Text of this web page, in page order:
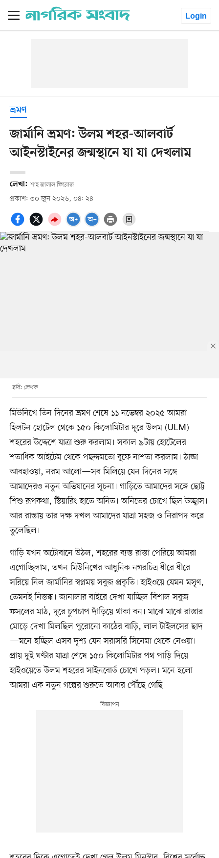
Login
ভ্রমণ
জার্মানি ভ্রমণ: উলম শহর-আলবার্ট
আইনস্টাইনের জন্মস্থানে যা যা দেখলাম
লেখা: শাহ জালাল ফিরোজ
প্রকাশ: ৩০ জুন ২০২৬, ০৪: ২৪
ছবি: লেখক
মিউনিখে তিন দিনের ভ্রমণ শেষে ১১ নভেম্বর ২০২৫ আমরা
হিলটন হোটেল থেকে ১৫০ কিলোমিটার দূরে উলম (ULM)
শহরের উদ্দেশে যাত্রা শুরু করলাম। সকাল ৯টায় হোটেলের
শতাধিক আইটেম থেকে পছন্দমতো বুফে নাশতা করলাম। ঠান্ডা
আবহাওয়া, নরম আলো—সব মিলিয়ে যেন দিনের সঙ্গে
আমাদেরও নতুন অভিযানের সূচনা। গাড়িতে আমাদের সঙ্গে ছোট্ট
শিশু রূপকথা, স্টিয়ারিং হাতে অনিত। অনিতের চোখে ছিল উচ্ছ্বাস।
আর রাস্তায় তার দক্ষ দখল আমাদের যাত্রা সহজ ও নিরাপদ করে
তুলেছিল।
গাড়ি যখন অটোবানে উঠল, শহরের ব্যস্ত রাস্তা পেরিয়ে আমরা
এগোচ্ছিলাম, তখন মিউনিখের আধুনিক নগরচিত্র ধীরে ধীরে
সরিয়ে নিল জার্মানির স্বপ্নময় সবুজ প্রকৃতি। হাইওয়ে যেমন মসৃণ,
তেমনই নিস্তব্ধ। জানালার বাইরে দেখা যাচ্ছিল বিশাল সবুজ
ফসলের মাঠ, দূরে চুপচাপ দাঁড়িয়ে থাকা বন। মাঝে মাঝে রাস্তার
মোড়ে দেখা মিলছিল পুরোনো কাঠের বাড়ি, লাল টাইলসের ছাদ
—মনে হচ্ছিল এসব দৃশ্য যেন সরাসরি সিনেমা থেকে নেওয়া।
প্রায় দুই ঘণ্টার যাত্রা শেষে ১৫০ কিলোমিটার পথ পাড়ি দিয়ে
হাইওয়েতে উলম শহরের সাইনবোর্ড চোখে পড়ল। মনে হলো
আমরা এক নতুন গল্পের শুরুতে আবার পৌঁছে গেছি।